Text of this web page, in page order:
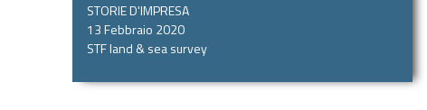
STORIE D'IMPRESA
13 Febbraio 2020
STF land & sea survey